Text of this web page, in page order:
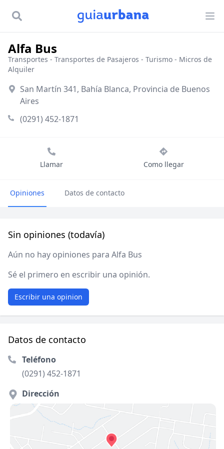
Alfa Bus
Transportes - Transportes de Pasajeros - Turismo - Micros de
Alquiler
San Martín 341, Bahía Blanca, Provincia de Buenos
Aires
(0291) 452-1871
Llamar Como llegar
Opiniones Datos de contacto
Sin opiniones (todavía)
Aún no hay opiniones para Alfa Bus
Sé el primero en escribir una opinión.
Escribir una opinion
Datos de contacto
Teléfono
(0291) 452-1871
Dirección